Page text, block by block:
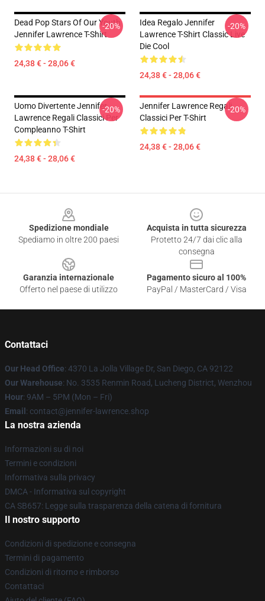
Dead Pop Stars Of Our Youth
Jennifer Lawrence T-Shirt
24,38 € - 28,06 €
-20%
Idea Regalo Jennifer
Lawrence T-Shirt Classic Live
Die Cool
24,38 € - 28,06 €
-20%
Uomo Divertente Jennifer
Lawrence Regali Classici Per
Compleanno T-Shirt
24,38 € - 28,06 €
-20%
Jennifer Lawrence Regali
Classici Per T-Shirt
24,38 € - 28,06 €
-20%
Spedizione mondiale
Spediamo in oltre 200 paesi
Acquista in tutta sicurezza
Protetto 24/7 dai clic alla
consegna
Garanzia internazionale
Offerto nel paese di utilizzo
Pagamento sicuro al 100%
PayPal / MasterCard / Visa
Contattaci
Our Head Office: 4370 La Jolla Village Dr, San Diego, CA 92122
Our Warehouse: No. 3535 Renmin Road, Lucheng District, Wenzhou
Hour: 9AM – 5PM (Mon – Fri)
Email : contact@jennifer-lawrence.shop
La nostra azienda
Informazioni su di noi
Termini e condizioni
Informativa sulla privacy
DMCA - Informativa sul copyright
CA SB657: Legge sulla trasparenza della catena di fornitura
Il nostro supporto
Condizioni di spedizione e consegna
Termini di pagamento
Condizioni di ritorno e rimborso
Contattaci